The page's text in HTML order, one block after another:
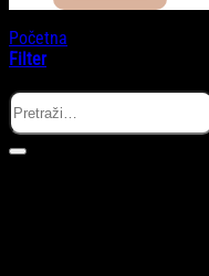
Početna
Filter